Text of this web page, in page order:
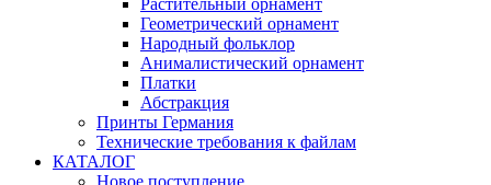
Растительный орнамент
Геометрический орнамент
Народный фольклор
Анималистический орнамент
Платки
Абстракция
Принты Германия
Технические требования к файлам
КАТАЛОГ